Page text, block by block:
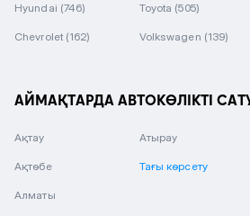
Hyundai (746) Toyota (505)
Chevrolet (162) Volkswagen (139)
АЙМАҚТАРДА АВТОКӨЛІКТІ
Ақтау
Ақтөбе
Алматы
Атырау
Тағы көрсету